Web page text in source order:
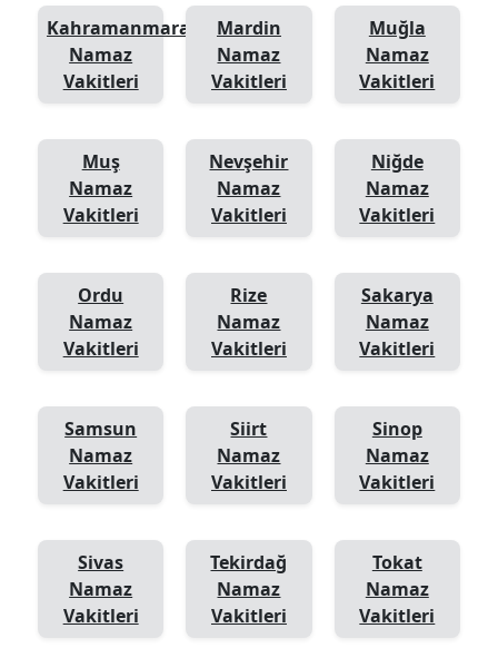
Kahramanmaraş
Namaz
Vakitleri
Mardin
Namaz
Vakitleri
Muğla
Namaz
Vakitleri
Muş
Namaz
Vakitleri
Nevşehir
Namaz
Vakitleri
Niğde
Namaz
Vakitleri
Ordu
Namaz
Vakitleri
Rize
Namaz
Vakitleri
Sakarya
Namaz
Vakitleri
Samsun
Namaz
Vakitleri
Siirt
Namaz
Vakitleri
Sinop
Namaz
Vakitleri
Sivas
Namaz
Vakitleri
Tekirdağ
Namaz
Vakitleri
Tokat
Namaz
Vakitleri